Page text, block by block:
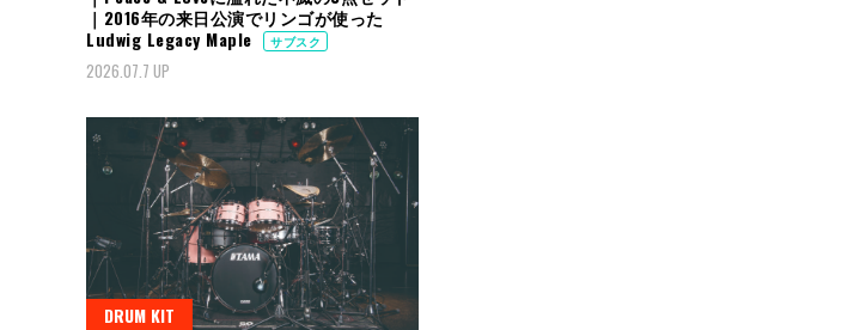
｜2016年の来日公演でリンゴが使った
Ludwig Legacy Maple
サブスク
2026.07.7 UP
DRUM KIT